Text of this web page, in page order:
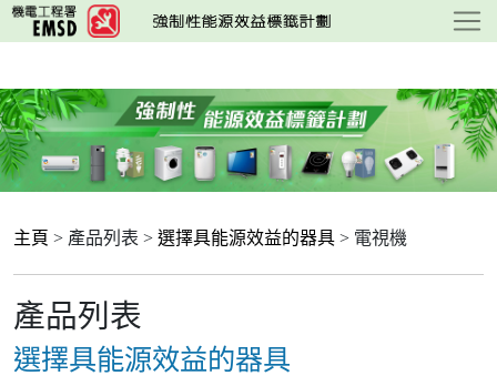
跳
至
要
內
容
主頁 > 產品列表 > 選擇具能源效益的器具 > 電視機
產品列表
選擇具能源效益的器具